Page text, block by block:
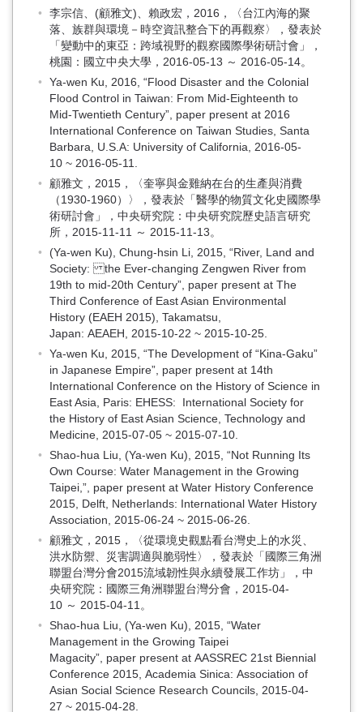
李宗信、(顧雅文)、賴政宏，2016，〈台江內海的聚
落、族群與環境－時空資訊整合下的再觀察〉，發表於
「變動中的東亞：跨域視野的觀察國際學術研討會」，
桃園：國立中央大學，2016-05-13 ～ 2016-05-14。
Ya-wen Ku, 2016, “Flood Disaster and the Colonial
Flood Control in Taiwan: From Mid-Eighteenth to
Mid-Twentieth Century”, paper present at 2016
International Conference on Taiwan Studies, Santa
Barbara, U.S.A: University of California, 2016-05-
10 ~ 2016-05-11.
顧雅文，2015，〈奎寧與金雞納在台的生產與消費
（1930-1960）〉，發表於「醫學的物質文化史國際學
術研討會」，中央研究院：中央研究院歷史語言研究
所，2015-11-11 ～ 2015-11-13。
(Ya-wen Ku), Chung-hsin Li, 2015, “River, Land and
Society: the Ever-changing Zengwen River from
19th to mid-20th Century”, paper present at The
Third Conference of East Asian Environmental
History (EAEH 2015), Takamatsu,
Japan: AEAEH, 2015-10-22 ~ 2015-10-25.
Ya-wen Ku, 2015, “The Development of “Kina-Gaku”
in Japanese Empire”, paper present at 14th
International Conference on the History of Science in
East Asia, Paris: EHESS: International Society for
the History of East Asian Science, Technology and
Medicine, 2015-07-05 ~ 2015-07-10.
Shao-hua Liu, (Ya-wen Ku), 2015, “Not Running Its
Own Course: Water Management in the Growing
Taipei,”, paper present at Water History Conference
2015, Delft, Netherlands: International Water History
Association, 2015-06-24 ~ 2015-06-26.
顧雅文，2015，〈從環境史觀點看台灣史上的水災、
洪水防禦、災害調適與脆弱性〉，發表於「國際三角洲
聯盟台灣分會2015流域韌性與永續發展工作坊」，中
央研究院：國際三角洲聯盟台灣分會，2015-04-
10 ～ 2015-04-11。
Shao-hua Liu, (Ya-wen Ku), 2015, “Water
Management in the Growing Taipei
Magacity”, paper present at AASSREC 21st Biennial
Conference 2015, Academia Sinica: Association of
Asian Social Science Research Councils, 2015-04-
27 ~ 2015-04-28.